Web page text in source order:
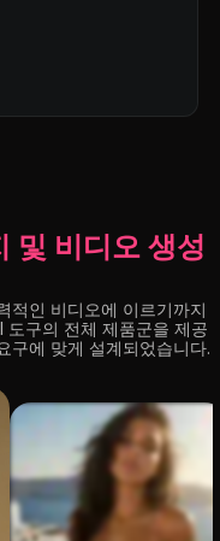
및 비디오 생성
적인 비디오에 이르기까지
도구의 전체 제품군을 제공
구에 맞게 설계되었습니다.